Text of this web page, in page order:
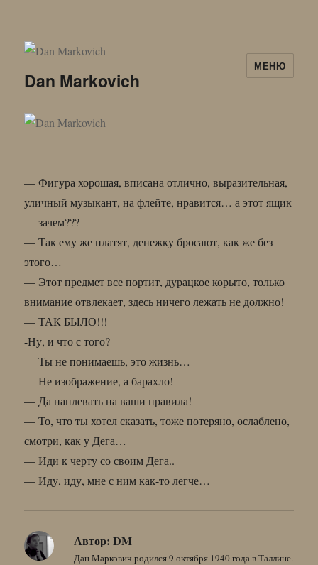
Dan Markovich
МЕНЮ
— Фигура хорошая, вписана отлично, выразительная,
уличный музыкант, на флейте, нравится… а этот ящик
— зачем???
— Так ему же платят, денежку бросают, как же без
этого…
— Этот предмет все портит, дурацкое корыто, только
внимание отвлекает, здесь ничего лежать не должно!
— ТАК БЫЛО!!!
-Ну, и что с того?
— Ты не понимаешь, это жизнь…
— Не изображение, а барахло!
— Да наплевать на ваши правила!
— То, что ты хотел сказать, тоже потеряно, ослаблено,
смотри, как у Дега…
— Иди к черту со своим Дега..
— Иду, иду, мне с ним как-то легче…
Автор: DM
Дан Маркович родился 9 октября 1940 года в Таллине.